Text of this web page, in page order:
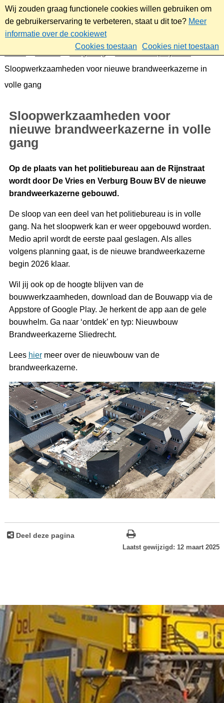
Wij zouden graag functionele cookies willen gebruiken om
de gebruikerservaring te verbeteren, staat u dit toe? Meer
informatie over de cookiewet
Cookies toestaan
Cookies niet toestaan
Omgeving
Plannen en projecten
Sloopwerkzaamheden voor nieuwe brandweerkazerne in
volle gang
Sloopwerkzaamheden voor
nieuwe brandweerkazerne in volle
gang
Op de plaats van het politiebureau aan de Rijnstraat
wordt door De Vries en Verburg Bouw BV de nieuwe
brandweerkazerne gebouwd.
De sloop van een deel van het politiebureau is in volle
gang. Na het sloopwerk kan er weer opgebouwd worden.
Medio april wordt de eerste paal geslagen. Als alles
volgens planning gaat, is de nieuwe brandweerkazerne
begin 2026 klaar.
Wil jij ook op de hoogte blijven van de
bouwwerkzaamheden, download dan de Bouwapp via de
Appstore of Google Play. Je herkent de app aan de gele
bouwhelm. Ga naar ‘ontdek’ en typ: Nieuwbouw
Brandweerkazerne Sliedrecht.
Lees hiermeer over de nieuwbouw van de
brandweerkazerne.
Deel deze pagina
Laatst gewijzigd: 12 maart 2025